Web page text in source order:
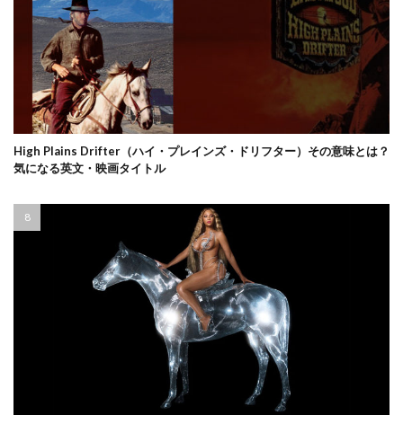
High Plains Drifter（ハイ・プレインズ・ドリフター）その意味とは？
気になる英文・映画タイトル